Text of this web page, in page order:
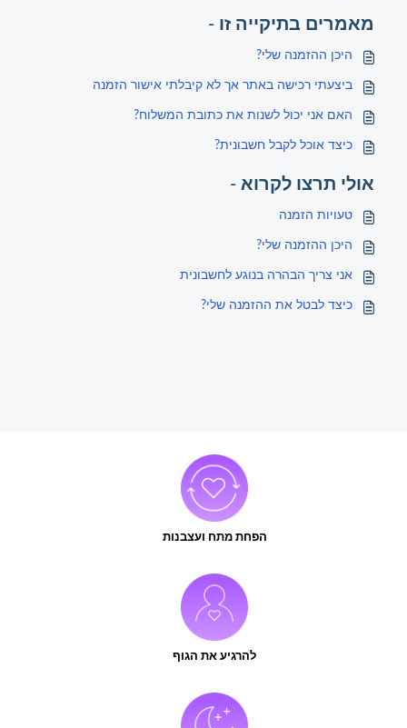
מאמרים בתיקייה זו -
היכן ההזמנה שלי?
ביצעתי רכישה באתר אך לא קיבלתי אישור הזמנה
האם אני יכול לשנות את כתובת המשלוח?
כיצד אוכל לקבל חשבונית?
אולי תרצו לקרוא -
טעויות הזמנה
היכן ההזמנה שלי?
אני צריך הבהרה בנוגע לחשבונית
כיצד לבטל את ההזמנה שלי?
הפחת מתח ועצבנות
להרגיע את הגוף